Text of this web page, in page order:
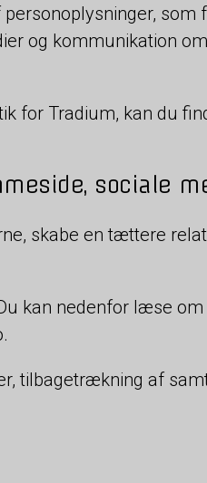
som
og kommunikation
for Tradium, kan du
sociale
skabe en tættere
kan nedenfor læse
tilbagetrækning af